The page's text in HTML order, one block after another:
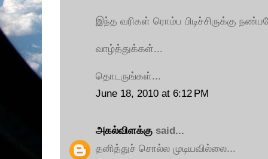
இந்த வரிகள் ரொம்ப பிடிச்சிருக்கு
வாழ்த்துக்கள்...
தொடருங்கள்...
June 18, 2010 at 6:12 PM
அகல்விளக்கு said...
தனித்துச் சொல்ல முடியவில்லை...